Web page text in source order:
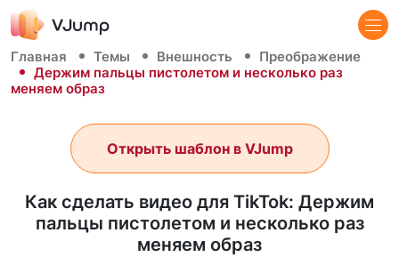
Главная Темы Внешность
Преображение
Держим пальцы пистолетом и несколько раз
меняем образ
Как сделать видео для TikTok: Держим
пальцы пистолетом и несколько раз
меняем образ
Открыть шаблон в VJump